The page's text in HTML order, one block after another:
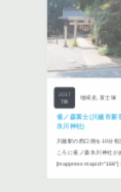
2017
7/9
地域史, 富士塚
雀ノ森富士(川越市
氷川神社)
川越駅の西口側を10分